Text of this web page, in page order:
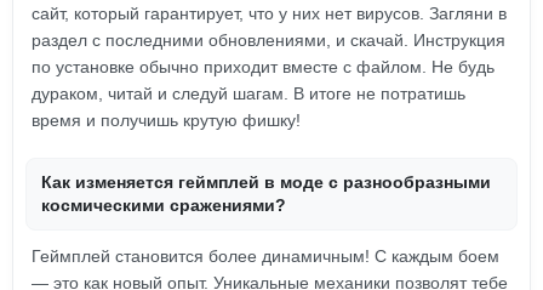
сайт, который гарантирует, что у них нет вирусов. Загляни в
раздел с последними обновлениями, и скачай. Инструкция
по установке обычно приходит вместе с файлом. Не будь
дураком, читай и следуй шагам. В итоге не потратишь
время и получишь крутую фишку!
Как изменяется геймплей в моде с разнообразными
космическими сражениями?
Геймплей становится более динамичным! С каждым боем
— это как новый опыт. Уникальные механики позволят тебе